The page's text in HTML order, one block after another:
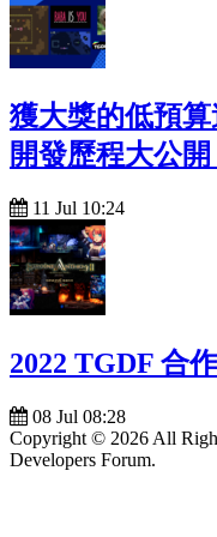
獲大獎的低預算
開發歷程大公
11 Jul 10:24
2022 TGDF 合
08 Jul 08:28
Copyright © 2026 All
Developers Forum.